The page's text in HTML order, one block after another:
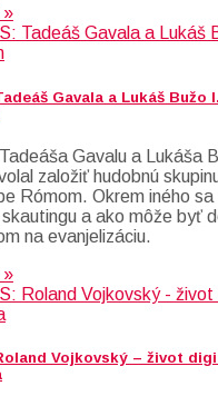
»
Gavala a Lukáš Bužo
Gavalu a Lukáša
založiť hudobnú
Rómom. Okrem iného
a ako môže byť
na evanjelizáciu.
»
Vojkovský – život